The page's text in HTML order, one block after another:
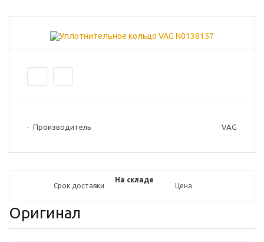
Производитель VAG
Срок доставки
На складе
Цена
Оригинал